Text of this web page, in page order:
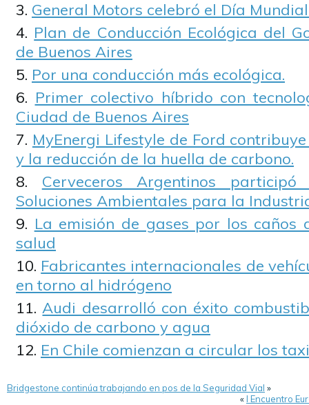
General Motors celebró el Día
Plan de Conducción Ecológica del
de Buenos Aires
Por una conducción más ecológica.
Primer colectivo híbrido con
Ciudad de Buenos Aires
MyEnergi Lifestyle de Ford
y la reducción de la huella de carbono.
Cerveceros Argentinos
Soluciones Ambientales para la
La emisión de gases por los caños
salud
Fabricantes internacionales de
en torno al hidrógeno
Audi desarrolló con éxito
dióxido de carbono y agua
En Chile comienzan a circular los
Bridgestone continúa trabajando en pos de la Seguridad Vial »
«I Encuentro